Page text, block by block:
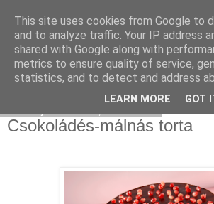
Moha Konyha
Csokoládés-málnás torta
This site uses cookies from Google to
and to analyze traffic. Your IP address
shared with Google along with
metrics to ensure quality of service,
statistics, and to detect and address
LEARN MORE GOT